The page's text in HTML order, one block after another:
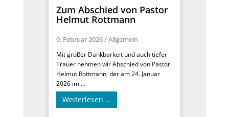
Zum Abschied von Pastor
Helmut Rottmann
9. Februar 2026/Allgemein
Mit großer Dankbarkeit und auch tiefer
Trauer nehmen wir Abschied von Pastor
Helmut Rottmann, der am 24. Januar
2026 im ...
Weiterlesen …